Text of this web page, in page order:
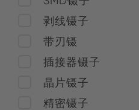
剥线镊子
带刃镊
插接器镊子
晶片镊子
精密镊子